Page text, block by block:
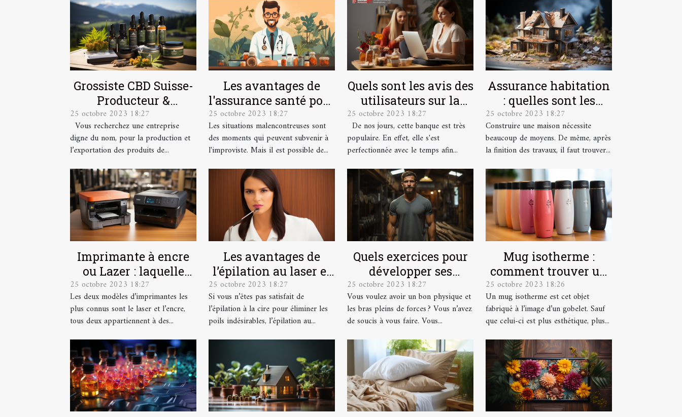
Grossiste CBD Suisse-
Producteur &
Exportateur
25 octobre 2023 18:27
Vous recherchez une entreprise
digne du nom, pour la production et
l’exportation des produits de...
Les avantages de
l'assurance santé pour
les salariés
25 octobre 2023 18:27
Les situations malencontreuses sont
des moments qui peuvent subvenir à
l'improviste. Mais il est possible de...
Quels sont les avis des
utilisateurs sur la
banque en ligne
Boursorama ?
25 octobre 2023 18:27
De nos jours, cette banque est très
populaire. En effet, elle s'est
perfectionnée avec le temps afin...
Assurance habitation
: quelles sont les
garanties ?
25 octobre 2023 18:27
Construire une maison nécessite
beaucoup de moyens. De même, après
la finition des travaux, il faut trouver...
Imprimante à encre
ou Lazer : laquelle
choisir ?
25 octobre 2023 18:27
Les deux modèles d’imprimantes les
plus connus sont le laser et l’encre,
tous deux appartiennent à des...
Les avantages de
l’épilation au laser et
comment se préparer
pour ?
25 octobre 2023 18:27
Si vous n’êtes pas satisfait de
l’épilation à la cire pour éliminer les
poils indésirables, l’épilation au...
Quels exercices pour
développer ses
muscles ?
25 octobre 2023 18:27
Vous voulez avoir un bon physique et
les bras pleins de forces ? Vous n’avez
de soucis à vous faire. Vous...
Mug isotherme :
comment trouver un
modèle de qualité ?
25 octobre 2023 18:26
Un mug isotherme est cet objet
fabriqué à l’image d’un gobelet. Sauf
que celui-ci est plus esthétique, plus...